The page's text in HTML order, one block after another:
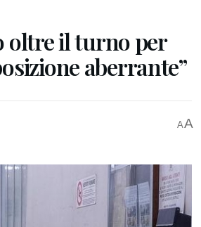
oltre il turno per
aberrante”
AA